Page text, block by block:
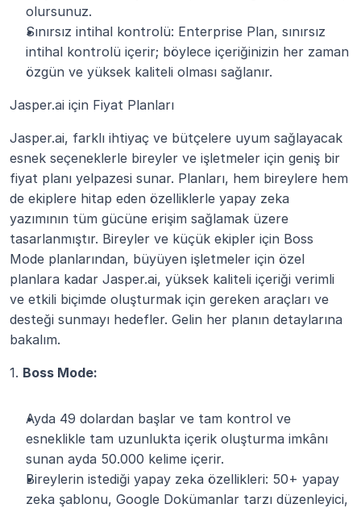
olursunuz.
Sınırsız intihal kontrolü: Enterprise Plan, sınırsız
intihal kontrolü içerir; böylece içeriğinizin her zaman
özgün ve yüksek kaliteli olması sağlanır.
Jasper.ai için Fiyat Planları
Jasper.ai, farklı ihtiyaç ve bütçelere uyum sağlayacak
esnek seçeneklerle bireyler ve işletmeler için geniş bir
fiyat planı yelpazesi sunar. Planları, hem bireylere hem
de ekiplere hitap eden özelliklerle yapay zeka
yazımının tüm gücüne erişim sağlamak üzere
tasarlanmıştır. Bireyler ve küçük ekipler için Boss
Mode planlarından, büyüyen işletmeler için özel
planlara kadar Jasper.ai, yüksek kaliteli içeriği verimli
ve etkili biçimde oluşturmak için gereken araçları ve
desteği sunmayı hedefler. Gelin her planın detaylarına
bakalım.
1. Boss Mode:
Ayda 49 dolardan başlar ve tam kontrol ve
esneklikle tam uzunlukta içerik oluşturma imkânı
sunan ayda 50.000 kelime içerir.
Bireylerin istediği yapay zeka özellikleri: 50+ yapay
zeka şablonu, Google Dokümanlar tarzı düzenleyici,